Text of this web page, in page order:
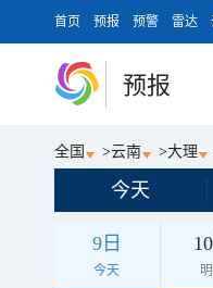
首页 预报 预警 雷达
预报
全国 >云南 >大理
今天
9日
今天